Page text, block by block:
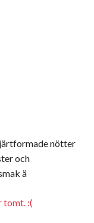
nötter
och
ä
tomt. :(